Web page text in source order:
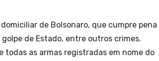
de Bolsonaro, que cumpre pena
de Estado, entre outros crimes.
todas as armas registradas em nome do